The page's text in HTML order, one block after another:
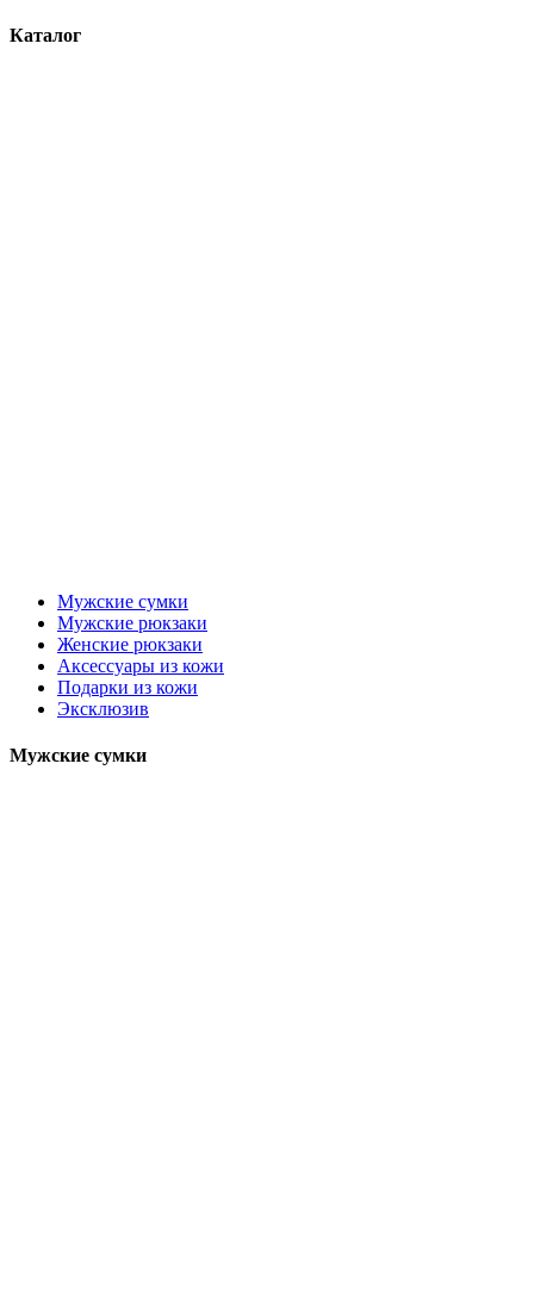
Каталог
Мужские сумки
Мужские рюкзаки
Женские рюкзаки
Аксессуары из кожи
Подарки из кожи
Эксклюзив
Мужские сумки